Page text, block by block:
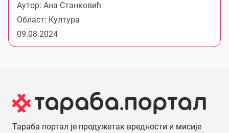
Аутор: Ана Станковић
Област: Култура
09.08.2024
Тараба портал је продужетак вредности и мисије